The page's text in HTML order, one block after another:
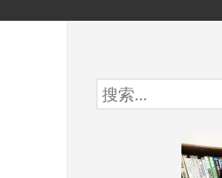
跳
至
搜
索：